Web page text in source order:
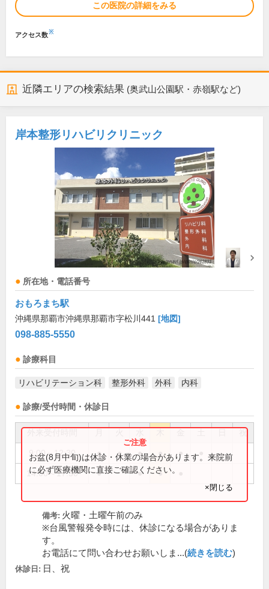
この医院の詳細をみる
アクセス数※
近隣エリアの検索結果 (奥武山公園駅・赤嶺駅など)
岸本整形リハビリクリニック
所在地・電話番号
おもろまち駅
沖縄県那覇市沖縄県那覇市字松川441 [地図]
098-885-5550
診療科目
リハビリテーション科 整形外科 外科 内科
診療/受付時間・休診日
祝
9:00～12:30 ● ● ● ● ●
14:00～17:30 ● ● ●
お盆(8月中旬)は休診・休業の場合があります。来院前
に必ず医療機関に直接ご確認ください。
×閉じる
備考: 火曜・土曜午前のみ
※台風警報発令時には、休診になる場合がありま
す。
お電話にて問い合わせお願いしま...(続きを読む)
休診日: 日、祝